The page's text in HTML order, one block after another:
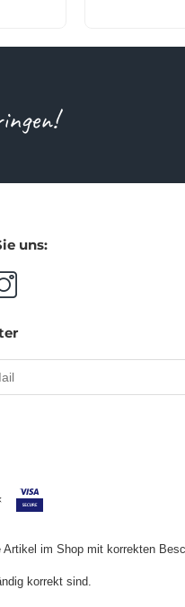
uns:
im Shop mit korrekten
korrekt sind.